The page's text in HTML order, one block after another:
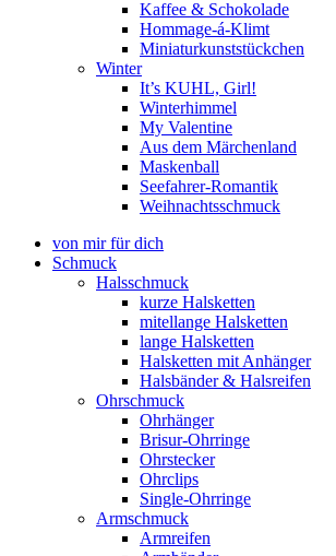
Kaffee & Schokolade
Hommage-á-Klimt
Miniaturkunststückchen
Winter
It’s KUHL, Girl!
Winterhimmel
My Valentine
Aus dem Märchenland
Maskenball
Seefahrer-Romantik
Weihnachtsschmuck
von mir für dich
Schmuck
Halsschmuck
kurze Halsketten
mitellange Halsketten
lange Halsketten
Halsketten mit Anhänger
Halsbänder & Halsreifen
Ohrschmuck
Ohrhänger
Brisur-Ohrringe
Ohrstecker
Ohrclips
Single-Ohrringe
Armschmuck
Armreifen